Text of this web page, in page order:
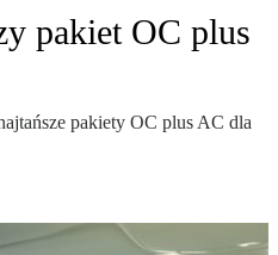
pakiet OC plus
pakiety OC plus AC dla